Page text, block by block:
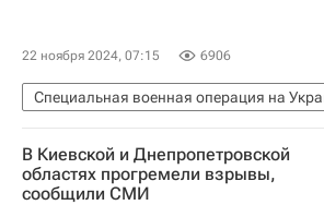
22 ноября 2024, 07:15 6906
Специальная военная операция на
Вооруженные силы Украины
Вооруженные силы РФ
ТОС-1А
В Киевской и Днепропетровской
областях прогремели взрывы,
сообщили СМИ